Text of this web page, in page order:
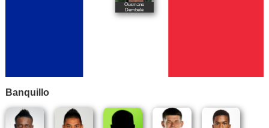
Ousmane
Dembélé
Banquillo